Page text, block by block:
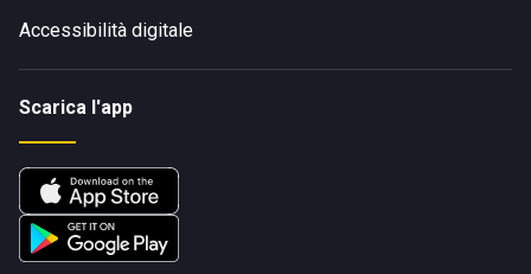
Accessibilità digitale
Scarica l'app